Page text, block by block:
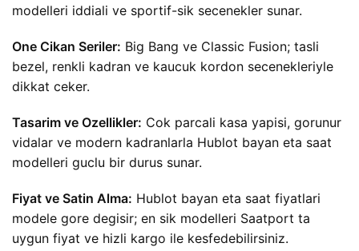
modelleri iddiali ve sportif-sik secenekler sunar.
One Cikan Seriler: Big Bang ve Classic Fusion; tasli
bezel, renkli kadran ve kaucuk kordon secenekleriyle
dikkat ceker.
Tasarim ve Ozellikler: Cok parcali kasa yapisi, gorunur
vidalar ve modern kadranlarla Hublot bayan eta saat
modelleri guclu bir durus sunar.
Fiyat ve Satin Alma: Hublot bayan eta saat fiyatlari
modele gore degisir; en sik modelleri Saatport ta
uygun fiyat ve hizli kargo ile kesfedebilirsiniz.